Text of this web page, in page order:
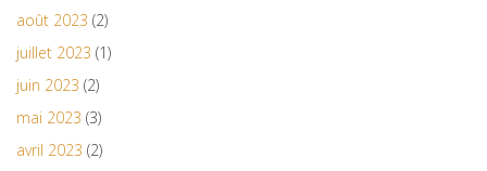
août 2023 (2)
juillet 2023 (1)
juin 2023 (2)
mai 2023 (3)
avril 2023 (2)